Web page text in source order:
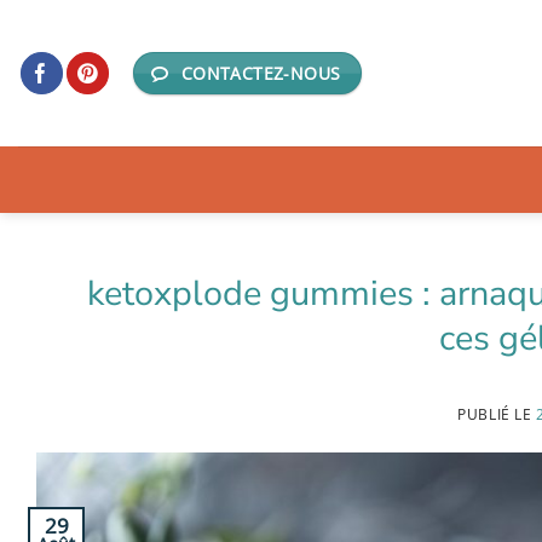
contenu
CONTACTEZ-NOUS
ketoxplode gummies :
ces
PUBLIÉ LE
29